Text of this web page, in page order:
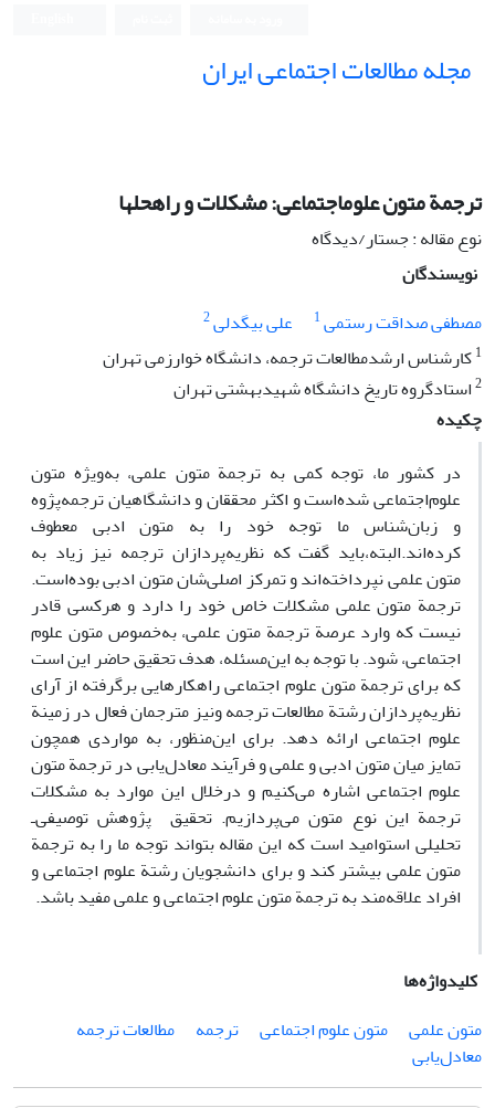
مجله مطالعات اجتماعی ایران
ترجمة متون علوماجتماعی: مشکلات و راهحلها
نوع مقاله : جستار/دیدگاه
نویسندگان
مصطفی صداقت رستمی1 علی بیگدلی2
1کارشناس ارشدمطالعات ترجمه، دانشگاه خوارزمی تهران
2استادگروه تاریخ دانشگاه شهیدبهشتی تهران
چکیده
در کشور ما، توجه کمی به ترجمة متون علمی، به‌ویژه متون
علوم‌اجتماعی شده‌است و اکثر محققان و دانشگاهیان ترجمه‌پژوه
و زبان‌شناس ما توجه خود را به متون ادبی معطوف
کرده‌اند.البته،باید گفت که نظریه‌پردازان ترجمه نیز زیاد به
متون علمی نپرداخته‌اند و تمرکز اصلی‌شان متون ادبی بوده‌است.
ترجمة متون علمی مشکلات خاص خود را دارد و هرکسی قادر
نیست که وارد عرصة ترجمة متون علمی، به‌خصوص متون علوم
اجتماعی، شود. با توجه به این‌مسئله، هدف تحقیق حاضر این است
که برای ترجمة متون علوم اجتماعی راهکارهایی برگرفته از آرای
نظریه‌پردازان رشتة مطالعات ترجمه ونیز مترجمان فعال در زمینة
علوم اجتماعی ارائه دهد. برای این‌منظور، به مواردی همچون
تمایز میان متون ادبی و علمی و فرآیند معادل‌یابی در ترجمة متون
علوم اجتماعی اشاره می‌کنیم و درخلال این موارد به مشکلات
ترجمة این نوع متون می‌پردازیم. تحقیق پژوهش توصیفی‌ـ
تحلیلی استوامید است که این مقاله بتواند توجه ما را به ترجمة
متون علمی بیشتر کند و برای دانشجویان رشتة علوم اجتماعی و
افراد علاقه‌مند به ترجمة متون علوم اجتماعی و علمی مفید باشد.
کلیدواژه‌ها
متون علمی
متون علوم اجتماعی ترجمه
مطالعات ترجمه
معادل‌یابی